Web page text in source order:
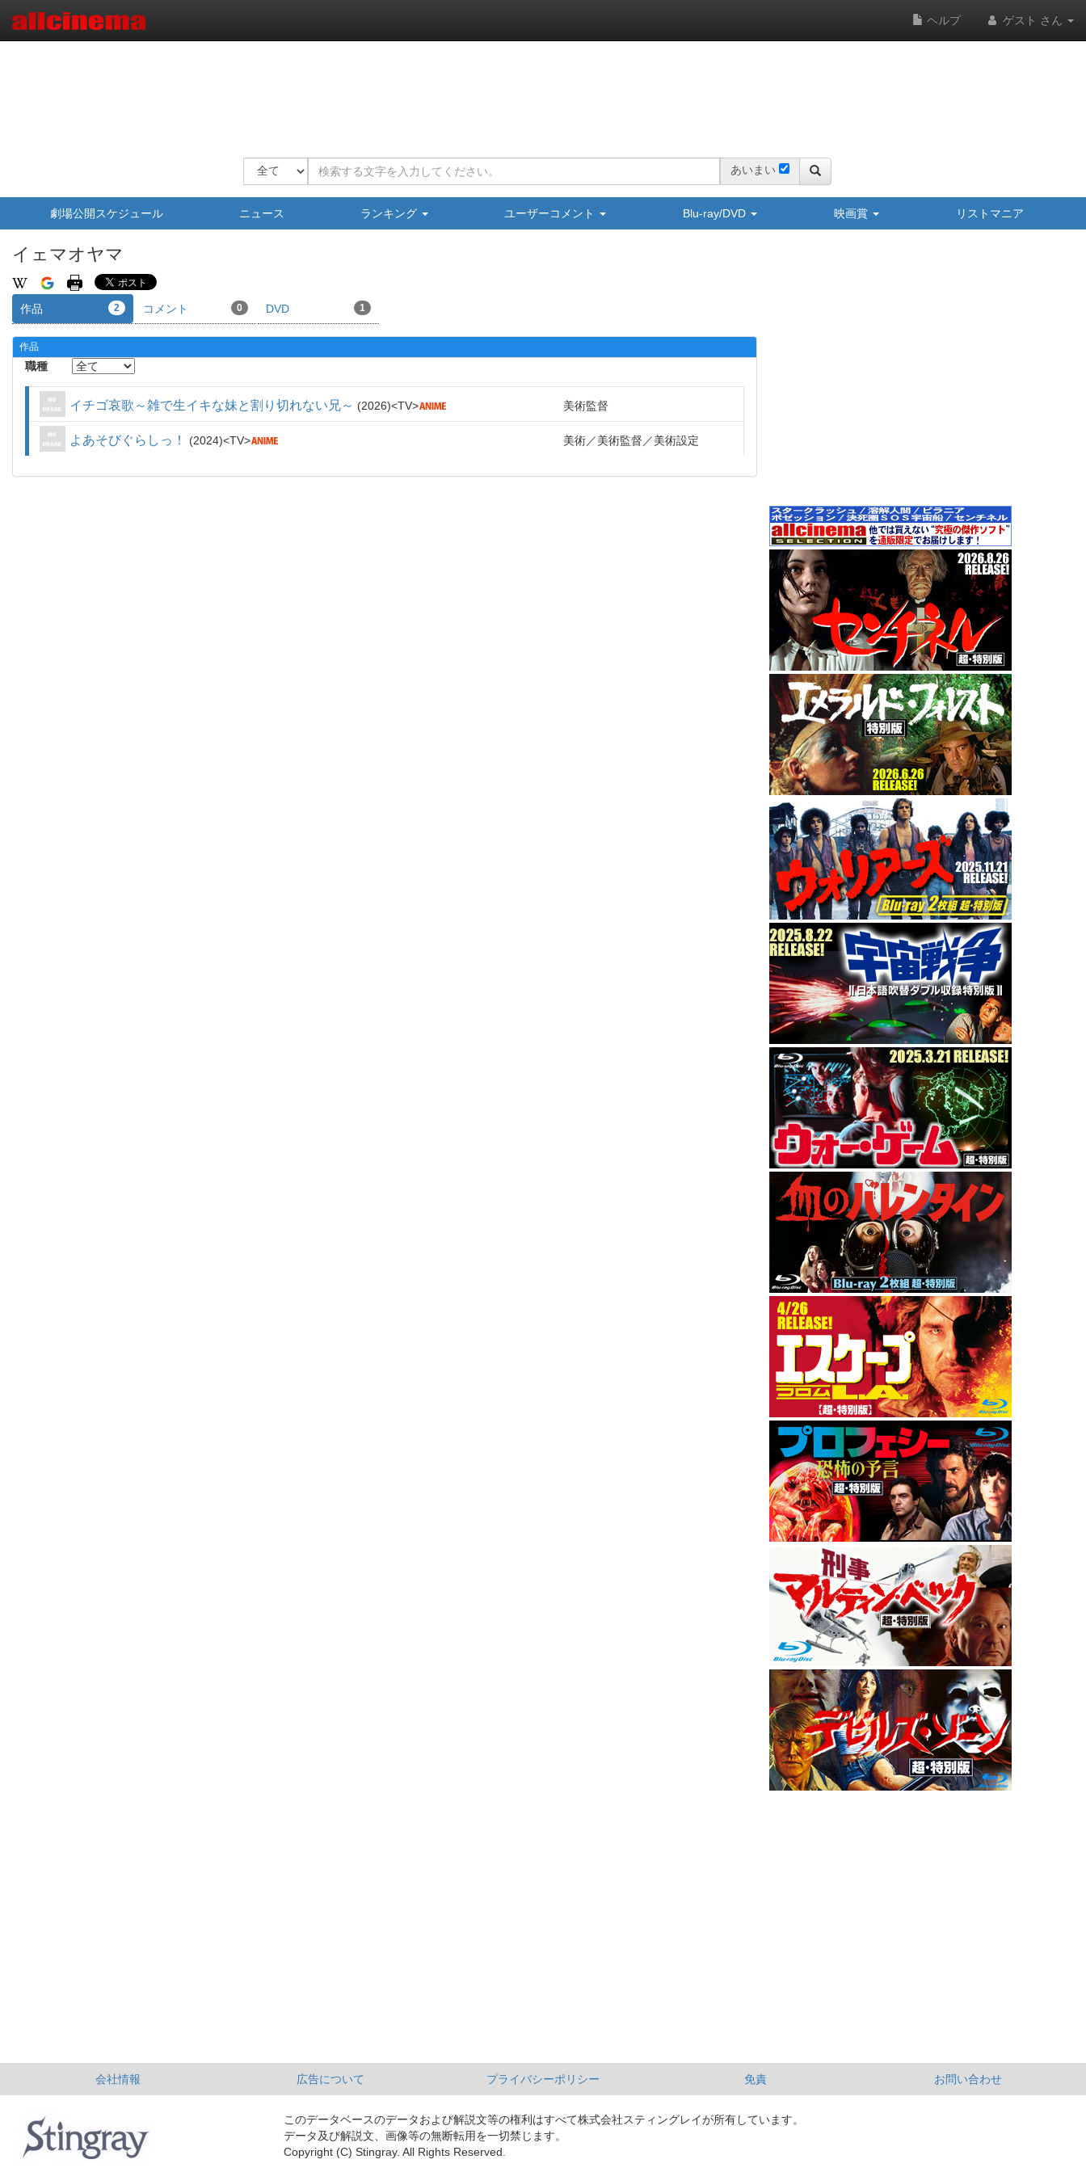
ヘルプ ゲスト さん
あいまい
劇場公開スケジュール ニュース ランキング ユーザーコメント Blu-ray/DVD 映画賞 リストマニア
イェマオヤマ
作品 2 コメント 0 DVD 1
作品
職種
イチゴ哀歌～雑で生イキな妹と割り切れない兄～ 2026 TV 美術監督
よあそびぐらしっ！ 2024 TV 美術 美術監督 美術設定
会社情報 広告について プライバシーポリシー 免責 お問い合わせ
このデータベースのデータおよび解説文等の権利はすべて株式会社スティングレイが所有しています。
データ及び解説文、画像等の無断転用を一切禁じます。
Copyright (C) Stingray. All Rights Reserved.